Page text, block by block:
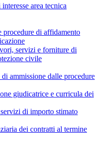
area tecnica
di affidamento
servizi e forniture di
civile
ammissione dalle procedure
giudicatrice e curricula dei
di importo stimato
dei contratti al termine